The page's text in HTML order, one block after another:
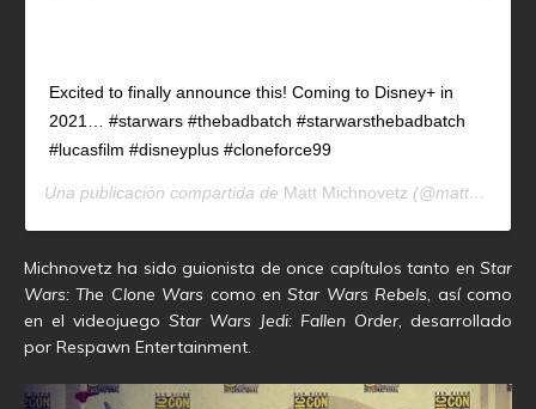
Excited to finally announce this! Coming to Disney+ in
2021… #starwars #thebadbatch #starwarsthebadbatch
#lucasfilm #disneyplus #cloneforce99
Una publicación compartida de Matt Michnovetz (@mattymich1) el
Michnovetz ha sido guionista de once capítulos tanto en Star
Wars: The Clone Wars como enStar Wars Rebels, así como
en el videojuego Star Wars Jedi: Fallen Order, desarrollado
por Respawn Entertainment.